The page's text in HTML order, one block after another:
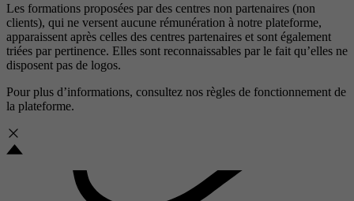
Les formations proposées par des centres non partenaires (non
clients), qui ne versent aucune rémunération à notre plateforme,
apparaissent après celles des centres partenaires et sont également
triées par pertinence. Elles sont reconnaissables par le fait qu’elles ne
disposent pas de logos.
Pour plus d’informations, consultez nos règles de fonctionnement de
la plateforme.